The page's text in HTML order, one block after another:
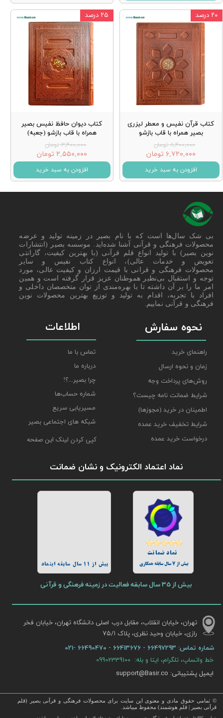
کتاب قرآن نفیس و معطر لیزری
بصیر همراه با قاب بازشو
۸,۴۰۰,۰۰۰ تومان
۶,۷۲۰,۰۰۰ تومان
افزودن به سبد خرید
۲۰ درصد
کتاب دیوان حافظ نفیس بصیر
همراه با قاب بازشو (جعبه)
۳,۴۰۰,۰۰۰ تومان
۲,۵۵۰,۰۰۰ تومان
افزودن به سبد خرید
۲۵ درصد
نحوه سفارش
راهنمای خرید
زمان و نحوه ارسال
روش‌های پرداخت وجه
شرایط ضمانت نامه چیست؟
اطمینان در خرید (مجوزها)
شرایط تخفیف خرید عمده
درخواست خرید عمده
© تمامی حقوق مادی و معنوی این سایت برای محصولات فرهنگی و قرآنی بصیر (قلم
قرآنی بصیر | قلم هوشمند) محفوظ میباشد.
، انواع قلم قرآنی ، انواع کتاب نفیس و قرآن نفیس , قرآن عروس , کتب نفیس و معطر , کتاب چرمی و سایر محصولات
نماد اعتماد الکترونیک و نشان ضمانت
بیش از 11 سال سابقه اینماد
بیش از 35 سال سابقه فعالیت در زمینه فرهنگی و قرآنی
بیش از 7 سال سابقه همکاری
اطلاعات
تماس با ما
درباره ما
چرا بصیر...؟!
شماره حساب‌ها
مسیریابی سریع
شبکه های اجتماعی بصیر
تهران، خیابان انقلاب، مقابل درب اصلی دانشگاه تهران، خیابان فخر
رازی، خیابان وحید نظری، پلاک ۷۵/۱​​​​​​​
شماره تماس:
بی شک سال‌ها است که با نام بصیر در زمینه تولید و عرضه
محصولات فرهنگی و قرآنی آشنا شده‌اید. موسسه بصیر (انتشارات
نوین بصیر) با تولید انواع قلم قرآنی (با بهترین کیفیت، گارانتی
تعویض و خدمات عالی)، انواع کتاب نفیس و سایر
محصولات فرهنگی و قرانی با قیمت ارزان و کیفیت عالی، مورد
توجه و استقبال بی‌نظیر هموطنان عزیز قرار گرفته است و همین
امر ما را بر آن داشته تا با بهره‌مندی از توان متخصصان داخلی و
افراد با تجربه، اقدام به تولید و توزیع بهترین محصولات نوین
فرهنگی و قرآنی نماییم.
خط واتساپ، تلگرام، ایتا و بله: 09902339100
ایمیل پشتیبانی: support@Basir.co
کپی کردن لینک این صفحه